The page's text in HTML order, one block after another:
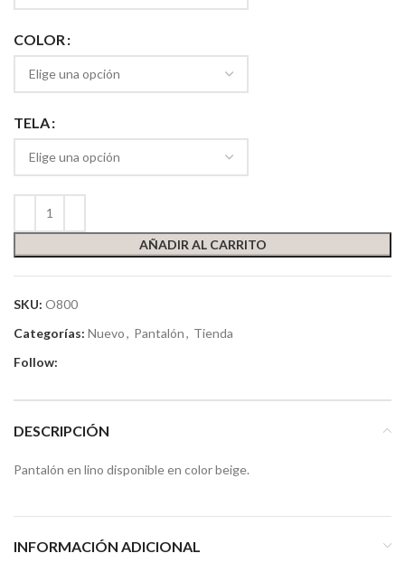
COLOR
TELA
AÑADIR AL CARRITO
SKU: O800
Categorías: Nuevo, Pantalón, Tienda
Follow:
DESCRIPCIÓN
Pantalón en lino disponible en color beige.
INFORMACIÓN ADICIONAL